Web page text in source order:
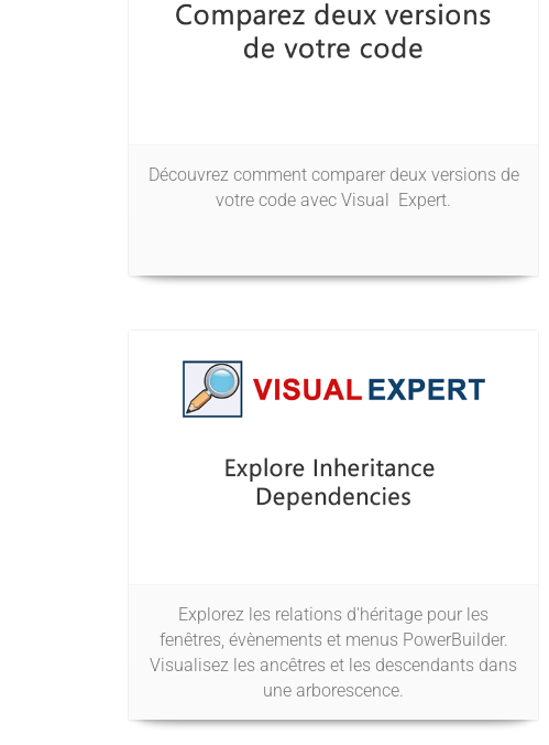
Découvrez comment comparer deux versions de
votre code avec Visual Expert.
Explorez les relations d'héritage pour les
fenêtres, évènements et menus PowerBuilder.
Visualisez les ancêtres et les descendants dans
une arborescence.